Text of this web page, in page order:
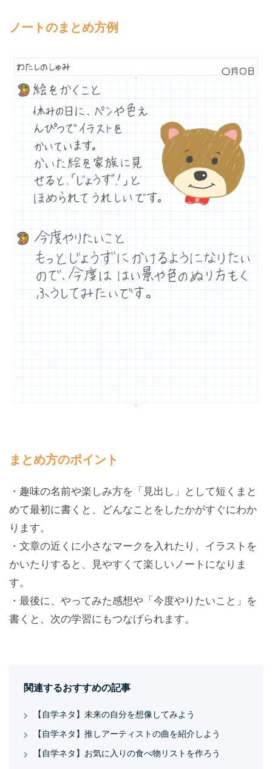
ノートのまとめ方例
まとめ方のポイント
・趣味の名前や楽しみ方を「見出し」として短くまと
めて最初に書くと、どんなことをしたかがすぐにわか
ります。
・文章の近くに小さなマークを入れたり、イラストを
かいたりすると、見やすくて楽しいノートになりま
す。
・最後に、やってみた感想や「今度やりたいこと」を
書くと、次の学習にもつなげられます。
関連するおすすめの記事
【自学ネタ】未来の自分を想像してみよう
【自学ネタ】推しアーティストの曲を紹介しよう
【自学ネタ】お気に入りの食べ物リストを作ろう